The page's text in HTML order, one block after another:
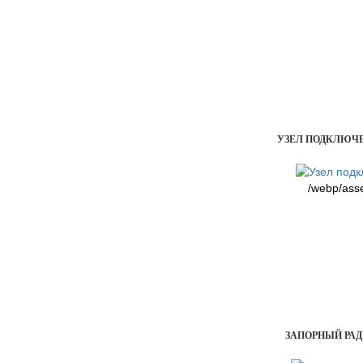
УЗЕЛ
/webp/
ЗАПОРНЫЙ